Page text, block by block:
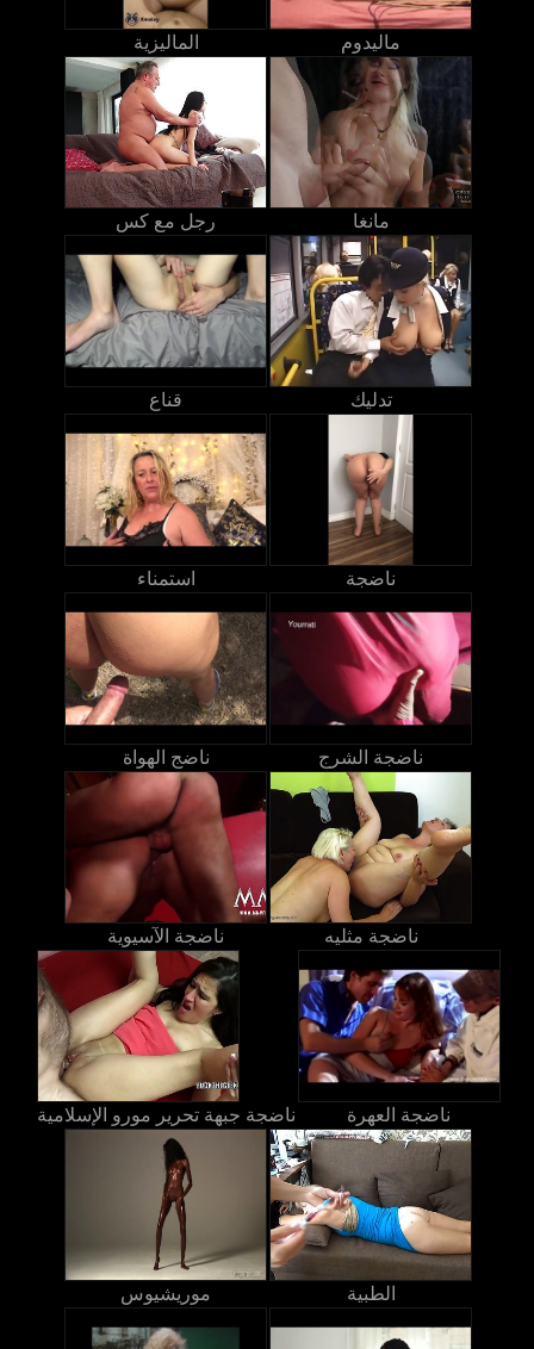
الماليزية ماليدوم
رجل مع كس مانغا
قناع تدليك
استمناء ناضجة
ناضج الهواة ناضجة الشرج
ناضجة الآسيوية ناضجة مثليه
ناضجة جبهة تحرير مورو الإسلامية ناضجة العهرة
موريشيوس الطبية